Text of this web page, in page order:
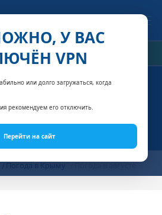
У ВАС
VPN
или долго загружаться, когда
рекомендуем его отключить.
Перейти на сайт
СТОИМОСТИ
Погода в Крыму